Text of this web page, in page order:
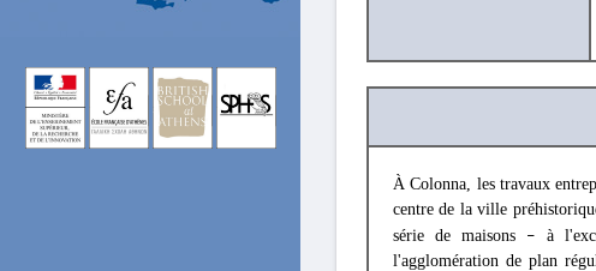
À Colonna, les travaux
centre de la ville
série de maisons – à
l'agglomération de plan